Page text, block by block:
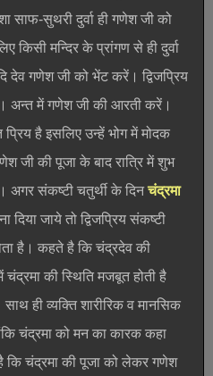
साफ-सुथरी दुर्वा ही गणेश जी को
किसी मन्दिर के प्रांगण से ही दुर्वा
देव गणेश जी को भेंट करें। द्विजप्रिय
अन्त में गणेश जी की आरती करें।
है इसलिए उन्हें भोग में मोदक
जी की पूजा के बाद रात्रि में शुभ
अगर संकष्टी चतुर्थी के दिनचंद्रमा
दिया जाये तो द्विजप्रिय संकष्टी
है। कहते है कि चंद्रदेव की
की स्थिति मजबूत होती है
ही व्यक्ति शारीरिक व मानसिक
चंद्रमा को मन का कारक कहा
है कि चंद्रमा की पूजा को लेकर गणेश